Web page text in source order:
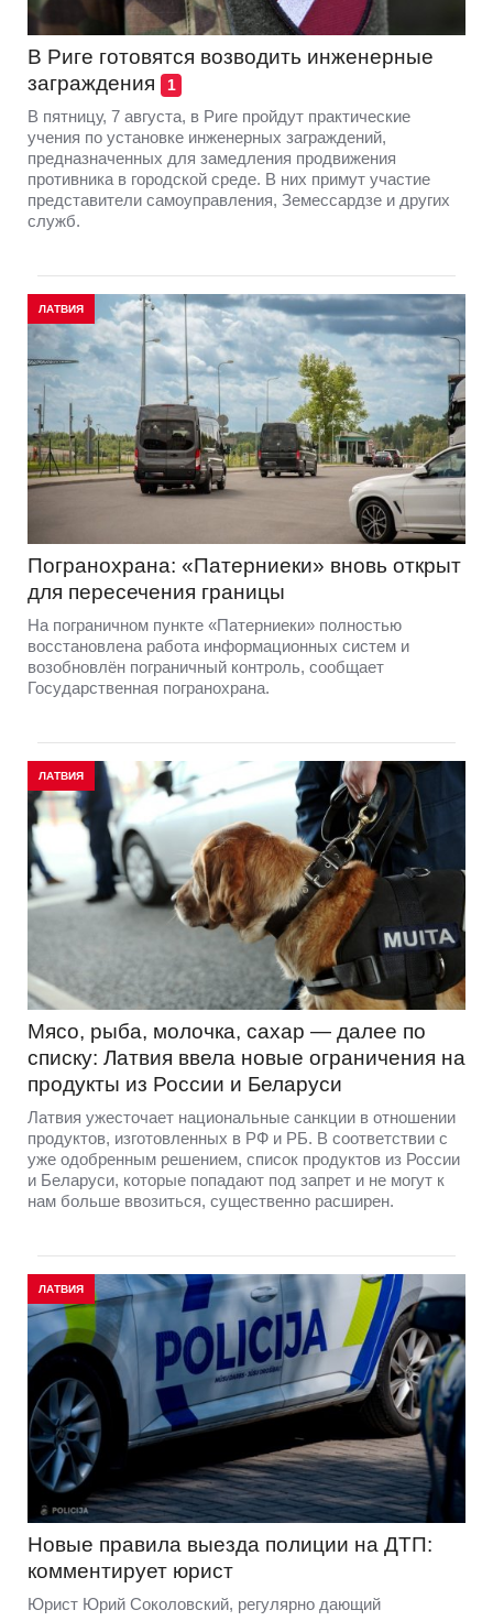
В Риге готовятся возводить инженерные
заграждения
1
В пятницу, 7 августа, в Риге пройдут практические
учения по установке инженерных заграждений,
предназначенных для замедления продвижения
противника в городской среде. В них примут участие
представители самоуправления, Земессардзе и других
служб.
ЛАТВИЯ
Погранохрана: «Патерниеки» вновь открыт
для пересечения границы
На пограничном пункте «Патерниеки» полностью
восстановлена работа информационных систем и
возобновлён пограничный контроль, сообщает
Государственная погранохрана.
ЛАТВИЯ
Мясо, рыба, молочка, сахар — далее по
списку: Латвия ввела новые ограничения на
продукты из России и Беларуси
Латвия ужесточает национальные санкции в отношении
продуктов, изготовленных в РФ и РБ. В соответствии с
уже одобренным решением, список продуктов из России
и Беларуси, которые попадают под запрет и не могут к
нам больше ввозиться, существенно расширен.
ЛАТВИЯ
Новые правила выезда полиции на ДТП:
комментирует юрист
Юрист Юрий Соколовский, регулярно дающий